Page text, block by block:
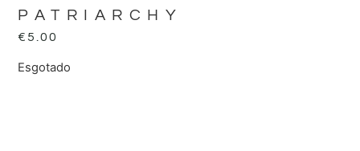
PATRIARCHY
€5.00
Esgotado